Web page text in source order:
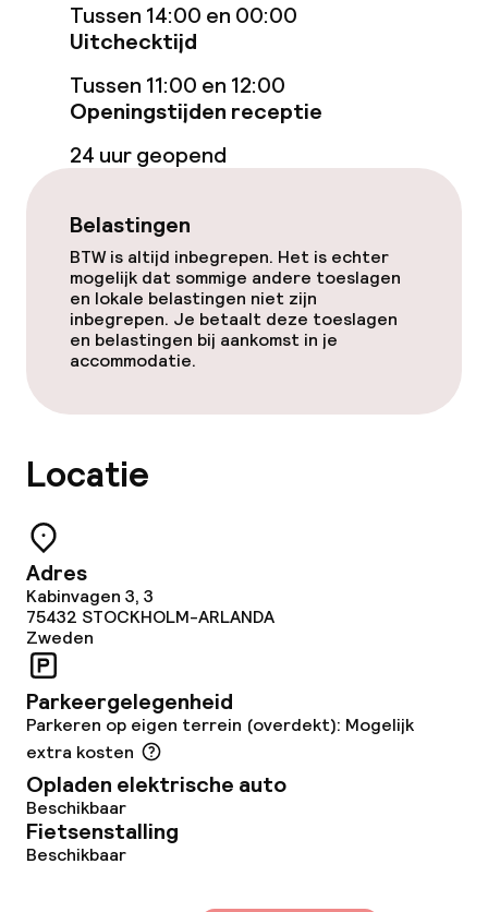
Overal rolstoeltoegankelijk
Lift
Voor toegankelijkheid
geoptimaliseerde kamers beschikbaar
Kamers
Voor toegankelijkheid
geoptimaliseerde kamers beschikbaar
Zwemmen & wellness
Zoetwater binnenzwembad
Fitnessruimte / gym
Entertainment
Betaalde wifi
Tuin
Terras
Zonneterras
Theater / auditorium
Tussen 14:00 en 00:00
Uitchecktijd
Tussen 11:00 en 12:00
Openingstijden receptie
24 uur geopend
Belastingen
BTW is altijd inbegrepen. Het is echter
mogelijk dat sommige andere toeslagen
en lokale belastingen niet zijn
inbegrepen. Je betaalt deze toeslagen
en belastingen bij aankomst in je
accommodatie.
Locatie
Adres
Kabinvagen 3, 3
75432 STOCKHOLM-ARLANDA
Zweden
Parkeergelegenheid
Parkeren op eigen terrein (overdekt): Mogelijk
extra kosten
Opladen elektrische auto
Beschikbaar
Fietsenstalling
Beschikbaar